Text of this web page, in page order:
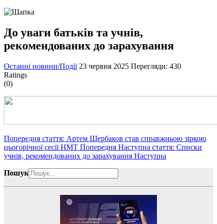
До уваги батьків та учнів,
рекомендованих до зарахування
Останні новини/Події 23 червня 2025 Перегляди: 430
Ratings
(0)
Попередня стаття: Артем Щербаков став справжньою зіркою
цьогорічної сесії НМТ Попередня Наступна стаття: Списки
учнів, рекомендованих до зарахування Наступна
Пошук